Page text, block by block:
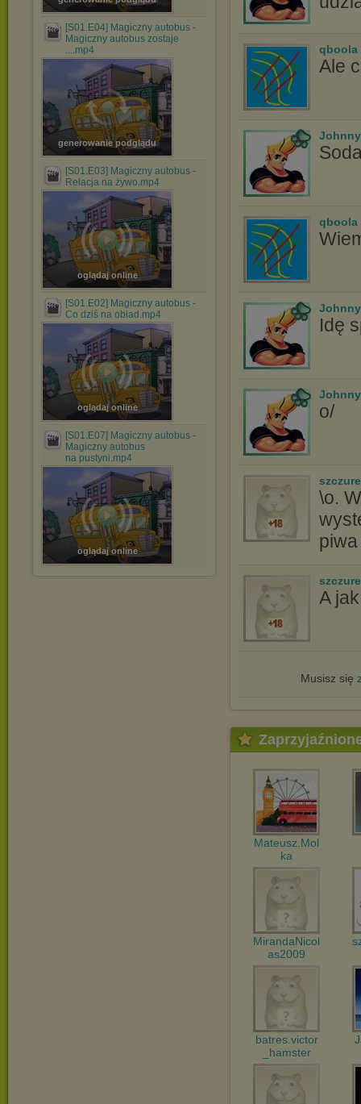
[S01.E04] Magiczny autobus -
Magiczny autobus zostaje
....mp4
generowanie podglądu
[S01.E03] Magiczny autobus -
Relacja na żywo.mp4
oglądaj online
[S01.E02] Magiczny autobus -
Co dziś na obiad.mp4
oglądaj online
[S01.E07] Magiczny autobus -
Magiczny autobus
na pustyni.mp4
oglądaj online
qboola
Ale
qboola
Idę
o/
\o.
A
Musisz się
Mateusz.Mol
ka
MirandaNicol
as2009
batres.victor
_hamster